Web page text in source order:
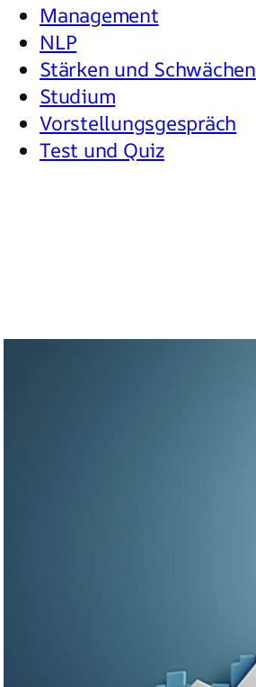
Management
NLP
Stärken und Schwächen
Studium
Vorstellungsgespräch
Test und Quiz